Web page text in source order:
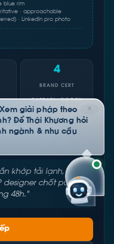
blue rim
· approachable
· LinkedIn pro photo
4
BRAND CERT
CAPRARI · DOOCH
VFD booster
khớp tải lạnh,
designer chốt pump
48h."
✕
giải pháp theo
Để Thái Khương hỏi
ngành & nhu cầu